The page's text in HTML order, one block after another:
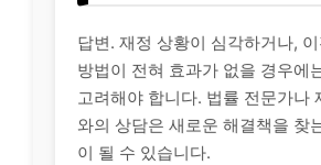
답변. 재정 상황이 심각하거나,
방법이 전혀 효과가 없을 경우에
고려해야 합니다. 법률 전문가나
와의 상담은 새로운 해결책을 찾
이 될 수 있습니다.